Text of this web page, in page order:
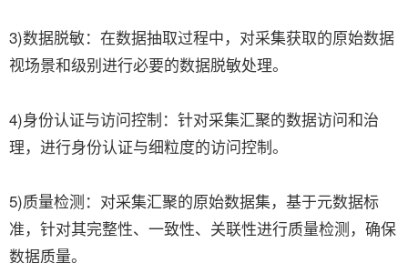
3)数据脱敏：在数据抽取过程中，对采集获取的原始数据
视场景和级别进行必要的数据脱敏处理。
4)身份认证与访问控制：针对采集汇聚的数据访问和治
理，进行身份认证与细粒度的访问控制。
5)质量检测：对采集汇聚的原始数据集，基于元数据标
准，针对其完整性、一致性、关联性进行质量检测，确保
数据质量。